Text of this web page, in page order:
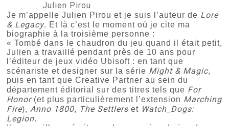
Julien Pirou
Je m’appelle Julien Pirou et je suis l’auteur de Lore
& Legacy. Et là c’est le moment où je cite ma
biographie à la troisième personne :
« Tombé dans le chaudron du jeu quand il était petit,
Julien a travaillé pendant près de 10 ans pour
l’éditeur de jeux vidéo Ubisoft : en tant que
scénariste et designer sur la série Might & Magic,
puis en tant que Creative Partner au sein du
département éditorial sur des titres tels que For
Honor(et plus particulièrement l’extension Marching
Fire), Anno 1800, The Settlers et Watch_Dogs:
Legion.